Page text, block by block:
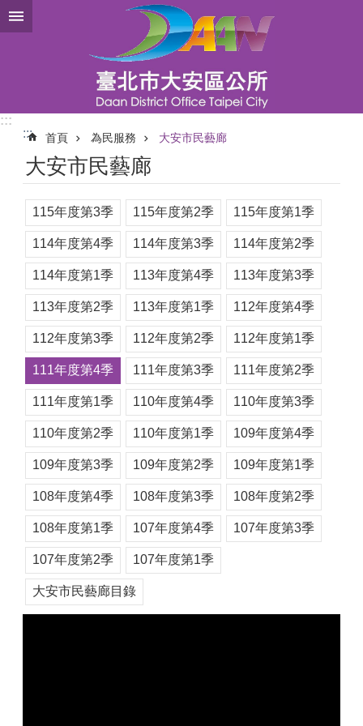
跳到主要內容區塊
:::
:::
首頁 為民服務 大安市民藝廊
大安市民藝廊
115年度第3季 115年度第2季 115年度第1季
114年度第4季 114年度第3季 114年度第2季
114年度第1季 113年度第4季 113年度第3季
113年度第2季 113年度第1季 112年度第4季
112年度第3季 112年度第2季 112年度第1季
111年度第4季 111年度第3季 111年度第2季
111年度第1季 110年度第4季 110年度第3季
110年度第2季 110年度第1季 109年度第4季
109年度第3季 109年度第2季 109年度第1季
108年度第4季 108年度第3季 108年度第2季
108年度第1季 107年度第4季 107年度第3季
107年度第2季 107年度第1季
大安市民藝廊目錄